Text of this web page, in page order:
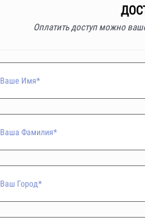
Оплатить доступ можно
Ваше Имя*
Ваша Фамилия*
Ваш Город*